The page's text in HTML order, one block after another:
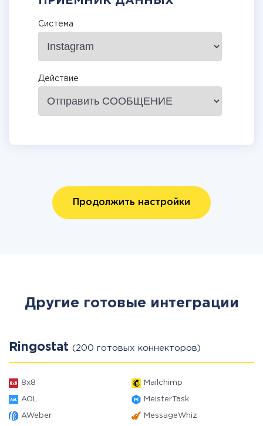
Система
Действие
Продолжить настройки
Другие готовые интеграции
Ringostat (200 готовых коннекторов)
8x8 Mailchimp
AOL MeisterTask
AWeber MessageWhiz